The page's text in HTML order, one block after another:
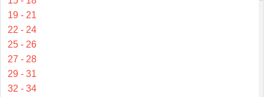
19 - 21
22 - 24
25 - 26
27 - 28
29 - 31
32 - 34